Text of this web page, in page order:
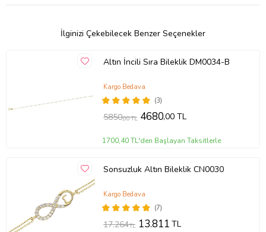
İlginizi Çekebilecek Benzer Seçenekler
Altın İncili Sıra Bileklik DM0034-B
(3)
Kargo Bedava
5850,00 TL 4680,00 TL
1700,40 TL'den Başlayan Taksitlerle
Sonsuzluk Altın Bileklik CN0030
(7)
Kargo Bedava
17.264TL 13.811TL